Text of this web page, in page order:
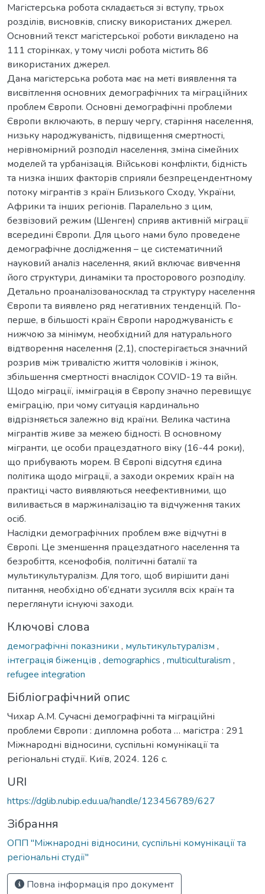
Магістерська робота складається зі вступу, трьох
розділів, висновків, списку використаних джерел.
Основний текст магістерської роботи викладено на
111 сторінках, у тому числі робота містить 86
використаних джерел.
Дана магістерська робота має на меті виявлення та
висвітлення основних демографічних та міграційних
проблем Європи. Основні демографічні проблеми
Європи включають, в першу чергу, старіння населення,
низьку народжуваність, підвищення смертності,
нерівномірний розподіл населення, зміна сімейних
моделей та урбанізація. Військові конфлікти, бідність
та низка інших факторів сприяли безпрецендентному
потоку мігрантів з країн Близького Сходу, України,
Африки та інших регіонів. Паралельно з цим,
безвізовий режим (Шенген) сприяв активній міграції
всередині Європи. Для цього нами було проведене
демографічне дослідження – це систематичний
науковий аналіз населення, який включає вивчення
його структури, динаміки та просторового розподілу.
Детально проаналізованосклад та структуру населення
Європи та виявлено ряд негативних тенденцій. По-
перше, в більшості країн Європи народжуваність є
нижчою за мінімум, необхідний для натурального
відтворення населення (2,1), спостерігається значний
розрив між тривалістю життя чоловіків і жінок,
збільшення смертності внаслідок COVID-19 та війн.
Щодо міграції, імміграція в Європу значно перевищує
еміграцію, при чому ситуація кардинально
відрізняється залежно від країни. Велика частина
мігрантів живе за межею бідності. В основному
мігранти, це особи працездатного віку (16-44 роки),
що прибувають морем. В Європі відсутня єдина
політика щодо міграції, а заходи окремих країн на
практиці часто виявляються неефективними, що
виливається в маржиналізацію та відчуження таких
осіб.
Наслідки демографічних проблем вже відчутні в
Європі. Це зменшення працездатного населення та
безробіття, ксенофобія, політичні баталії та
мультикультуралізм. Для того, щоб вирішити дані
питання, необхідно об’єднати зусилля всіх країн та
переглянути існуючі заходи.
Ключові слова
демографічні показники , мультикультуралізм ,
інтеграція біженців , demographics , multiculturalism ,
refugee integration
Бібліографічний опис
Чихар А.М. Сучасні демографічні та міграційні
проблеми Європи : дипломна робота … магістра : 291
Міжнародні відносини, суспільні комунікації та
регіональні студії. Київ, 2024. 126 с.
URI
https://dglib.nubip.edu.ua/handle/123456789/627
Зібрання
ОПП "Міжнародні відносини, суспільні комунікації та
регіональні студії"
Повна інформація про документ